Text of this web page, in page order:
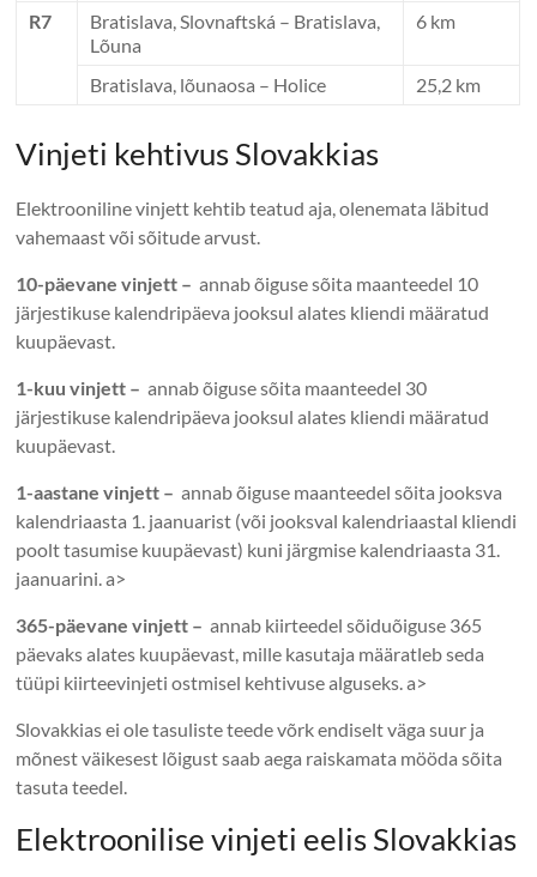
R7
Bratislava, Slovnaftská – Bratislava,
Lõuna
6 km
Bratislava, lõunaosa – Holice 25,2 km
Vinjeti kehtivus Slovakkias
Elektrooniline vinjett kehtib teatud aja, olenemata läbitud
vahemaast või sõitude arvust.
10-päevane vinjett – annab õiguse sõita maanteedel 10
järjestikuse kalendripäeva jooksul alates kliendi määratud
kuupäevast.
1-kuu vinjett – annab õiguse sõita maanteedel 30
järjestikuse kalendripäeva jooksul alates kliendi määratud
kuupäevast.
1-aastane vinjett – annab õiguse maanteedel sõita jooksva
kalendriaasta 1. jaanuarist (või jooksval kalendriaastal kliendi
poolt tasumise kuupäevast) kuni järgmise kalendriaasta 31.
jaanuarini. a>
365-päevane vinjett – annab kiirteedel sõiduõiguse 365
päevaks alates kuupäevast, mille kasutaja määratleb seda
tüüpi kiirteevinjeti ostmisel kehtivuse alguseks. a>
Slovakkias ei ole tasuliste teede võrk endiselt väga suur ja
mõnest väikesest lõigust saab aega raiskamata mööda sõita
tasuta teedel.
Elektroonilise vinjeti eelis Slovakkias